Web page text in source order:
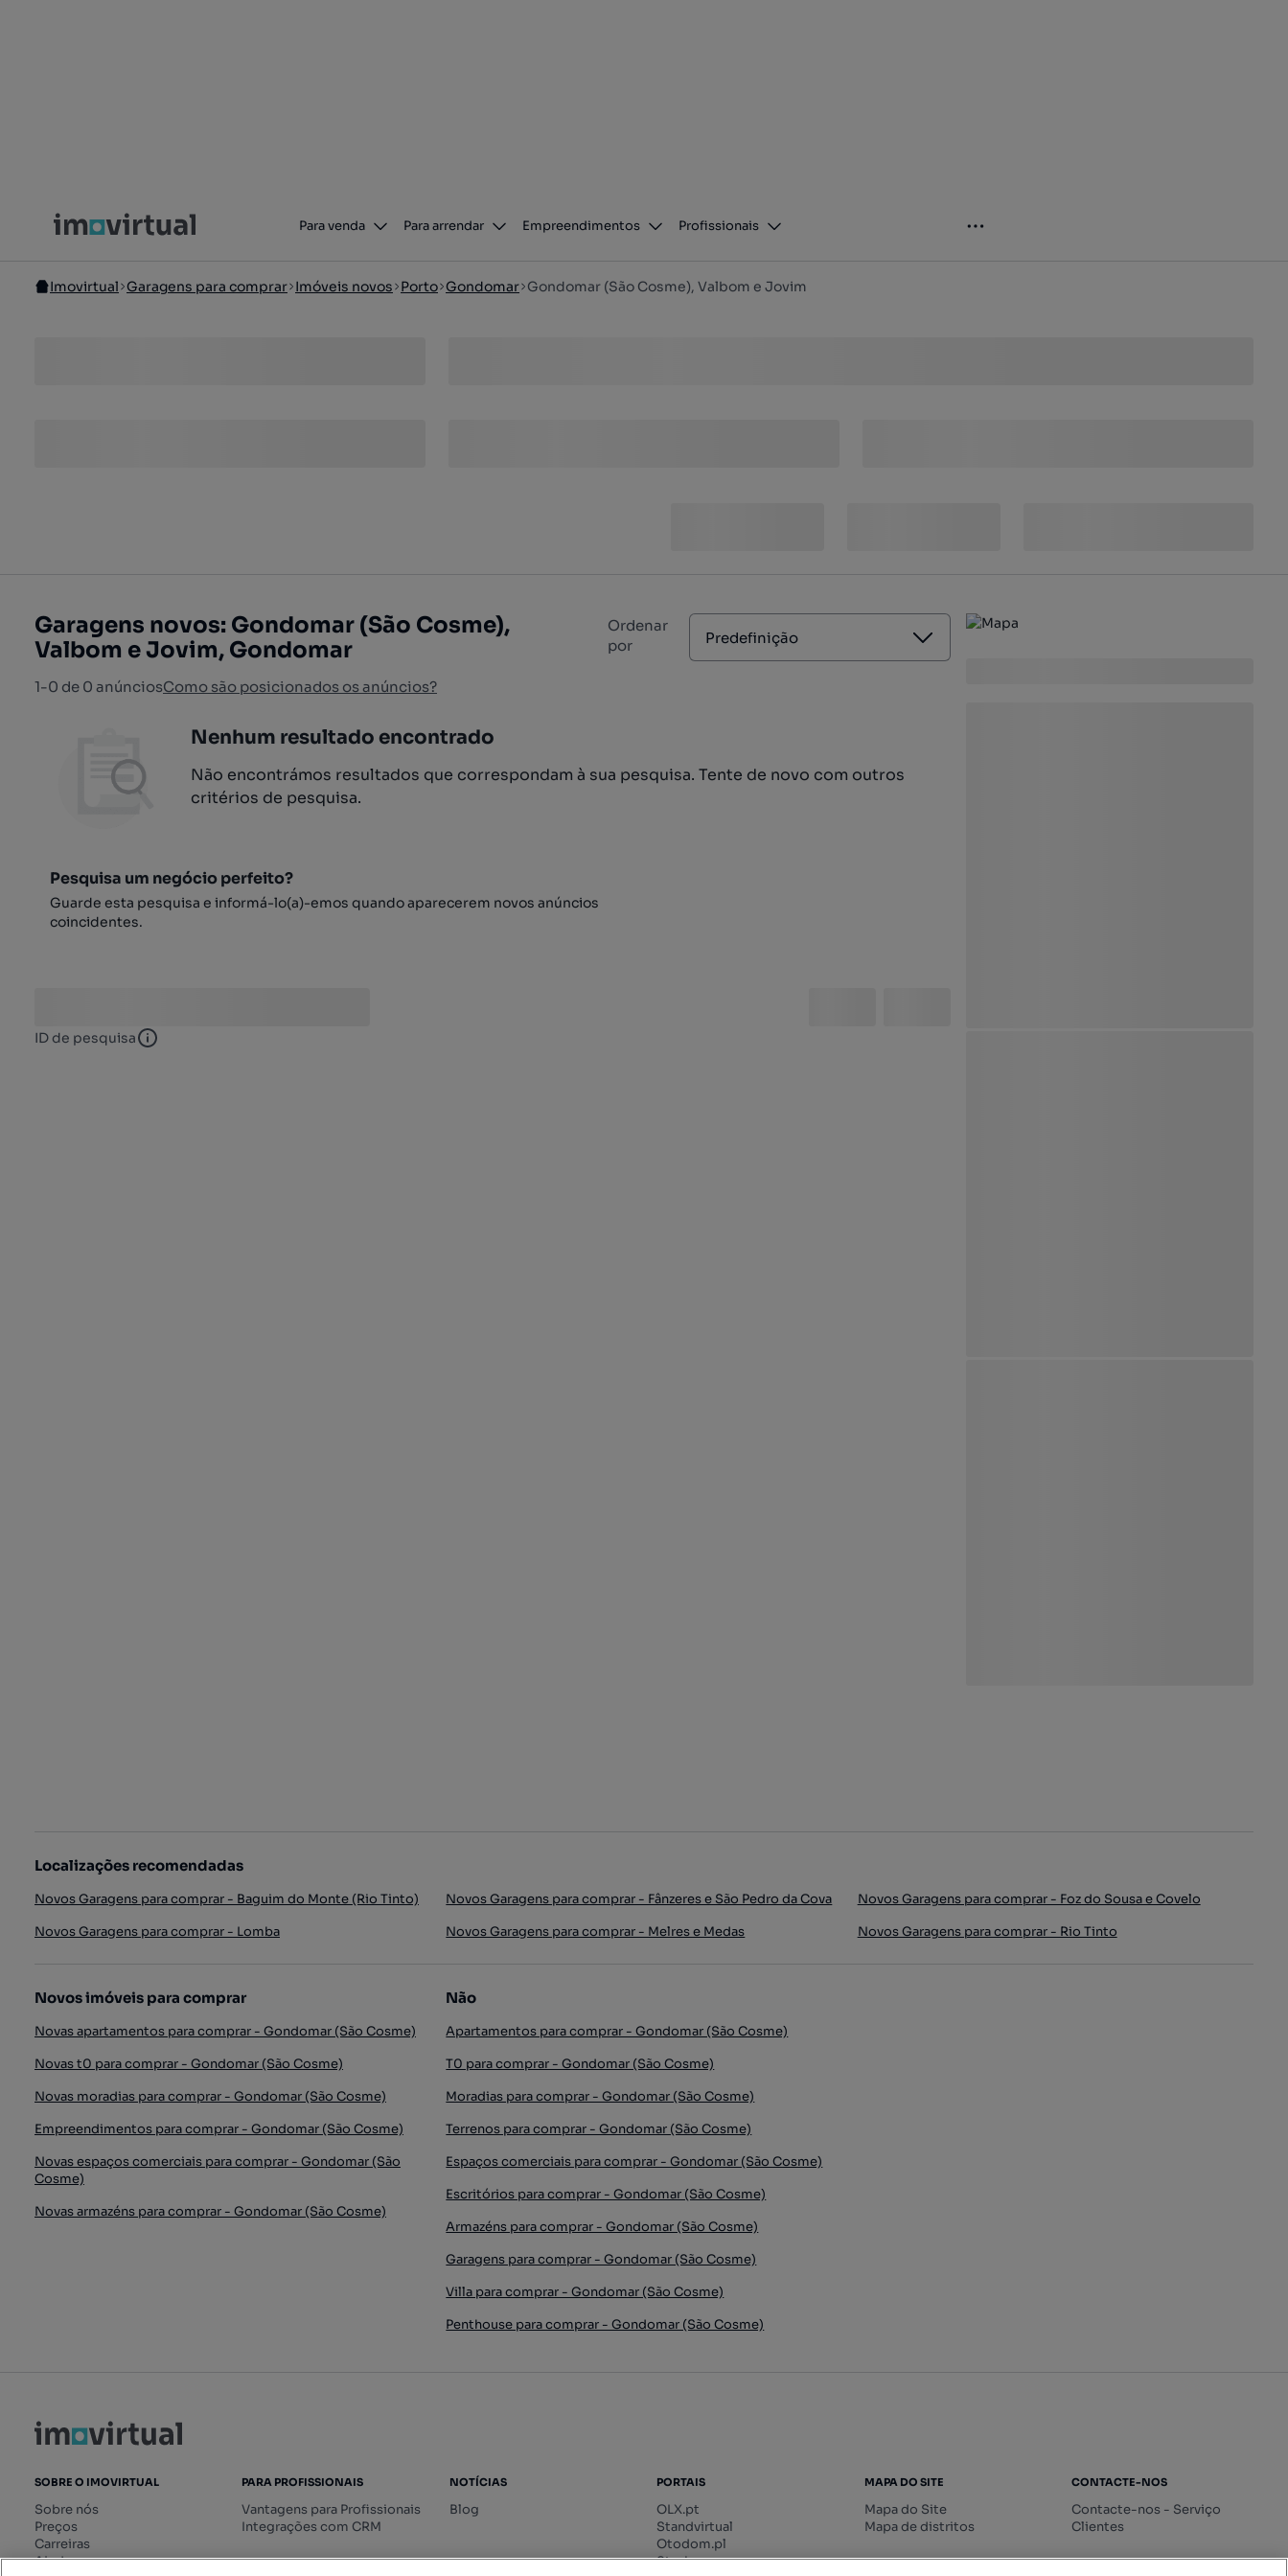
Para venda Para arrendar Empreendimentos Profissionais
Imovirtual Garagens para comprar Imóveis novos Porto Gondomar Gondomar (São Cosme), Valbom e Jovim
Garagens novos: Gondomar (São Cosme),
Valbom e Jovim, Gondomar
1-0 de 0 anúnciosComo são posicionados os anúncios?
Ordenar
por
Predefinição
Nenhum resultado encontrado
Não encontrámos resultados que correspondam à sua pesquisa. Tente de novo com outros
critérios de pesquisa.
Pesquisa um negócio perfeito?
Guarde esta pesquisa e informá-lo(a)-emos quando aparecerem novos anúncios
coincidentes.
ID de pesquisa ID de pesquisa
Localizações recomendadas
Novos Garagens para comprar - Baguim do Monte (Rio Tinto) Novos Garagens para comprar - Fânzeres e São Pedro da Cova
Novos Garagens para comprar - Foz do Sousa e Covelo
Novos Garagens para comprar - Lomba
Novos Garagens para comprar - Melres e Medas Novos Garagens para comprar - Rio Tinto
Novos imóveis para comprar
Novas apartamentos para comprar - Gondomar (São Cosme)
Novas t0 para comprar - Gondomar (São Cosme)
Novas moradias para comprar - Gondomar (São Cosme)
Empreendimentos para comprar - Gondomar (São Cosme)
Novas espaços comerciais para comprar - Gondomar (São
Cosme)
Novas armazéns para comprar - Gondomar (São Cosme)
Não
Apartamentos para comprar - Gondomar (São Cosme)
T0 para comprar - Gondomar (São Cosme)
Moradias para comprar - Gondomar (São Cosme)
Terrenos para comprar - Gondomar (São Cosme)
Espaços comerciais para comprar - Gondomar (São Cosme)
Escritórios para comprar - Gondomar (São Cosme)
Armazéns para comprar - Gondomar (São Cosme)
Garagens para comprar - Gondomar (São Cosme)
Villa para comprar - Gondomar (São Cosme)
Penthouse para comprar - Gondomar (São Cosme)
SOBRE O IMOVIRTUAL
Sobre nós
Preços
Carreiras
Ajuda
PARA PROFISSIONAIS
Vantagens para Profissionais
Integrações com CRM
NOTÍCIAS
Blog
PORTAIS
OLX.pt
Standvirtual
Otodom.pl
Storia.ro
MAPA DO SITE
Mapa do Site
Mapa de distritos
CONTACTE-NOS
Contacte-nos - Serviço
Clientes